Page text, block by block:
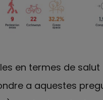
en termes de salut
a aquestes